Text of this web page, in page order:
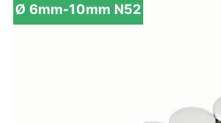
Ø 6mm-10mm N52